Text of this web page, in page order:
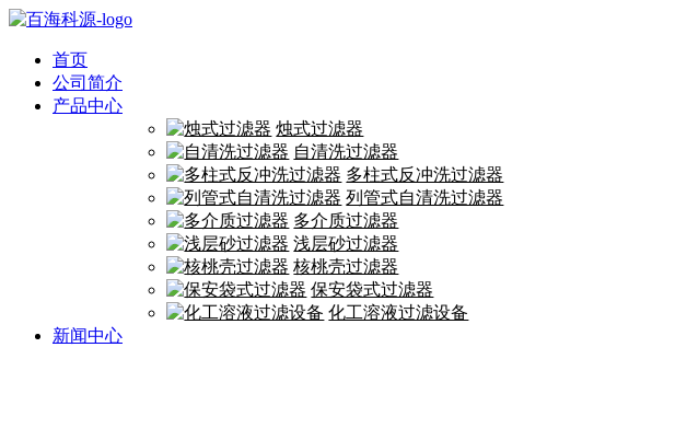
首页
公司简介
产品中心
烛式过滤器
自清洗过滤器
多柱式反冲洗过滤器
列管式自清洗过滤器
多介质过滤器
浅层砂过滤器
核桃壳过滤器
保安袋式过滤器
化工溶液过滤设备
新闻中心